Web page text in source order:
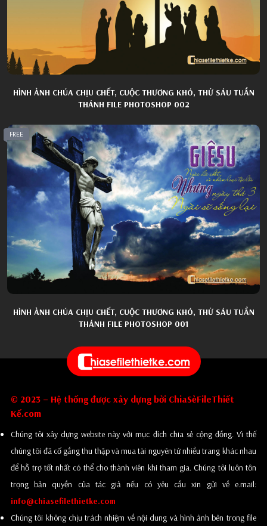
HÌNH ẢNH CHÚA CHỊU CHẾT, CUỘC THƯƠNG KHÓ, THỨ SÁU TUẦN
THÁNH FILE PHOTOSHOP 002
FREE
HÌNH ẢNH CHÚA CHỊU CHẾT, CUỘC THƯƠNG KHÓ, THỨ SÁU TUẦN
THÁNH FILE PHOTOSHOP 001
© 2023 – Hệ thống được xây dựng bởi ChiaSẻFileThiết
Kế.com
Chúng tôi xây dựng website này với mục đích chia sẻ cộng đồng. Vì thế
chúng tôi đã cố gắng thu thập và mua tài nguyên từ nhiều trang khác nhau
để hỗ trợ tốt nhất có thể cho thành viên khi tham gia. Chúng tôi luôn tôn
trọng bản quyền của tác giả nếu có yêu cầu xin gửi về e.mail:
info@chiasefilethietke.com
Chúng tôi không chịu trách nhiệm về nội dung và hình ảnh bên trong file